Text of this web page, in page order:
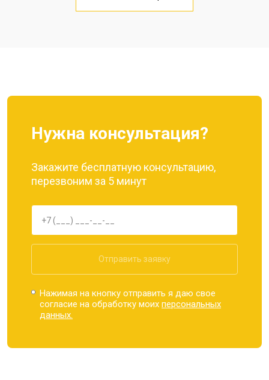
Нужна консультация?
Закажите бесплатную консультацию,
перезвоним за 5 минут
Отправить заявку
Нажимая на кнопку отправить я даю свое
согласие на обработку моихперсональных
данных.